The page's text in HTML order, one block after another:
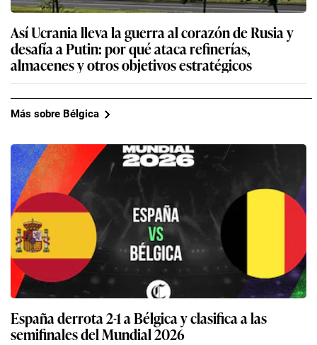
Así Ucrania lleva la guerra al corazón de Rusia y
desafía a Putin: por qué ataca refinerías,
almacenes y otros objetivos estratégicos
Más sobre Bélgica
España derrota 2-1 a Bélgica y clasifica a las
semifinales del Mundial 2026